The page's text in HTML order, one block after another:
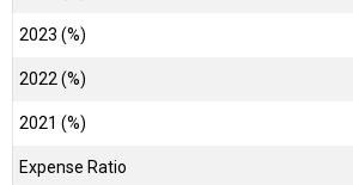
2023 (%)
2022 (%)
2021 (%)
Expense Ratio